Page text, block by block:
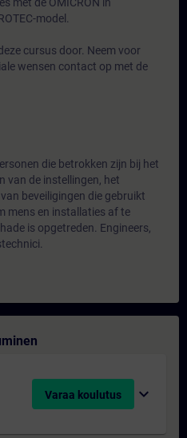
model.
cursus door. Neem voor
wensen contact op met de
die betrokken zijn bij het
van de instellingen, het
beveiligingen die gebruikt
mens en installaties af te
is opgetreden. Engineers,
Varaa koulutus expand_more